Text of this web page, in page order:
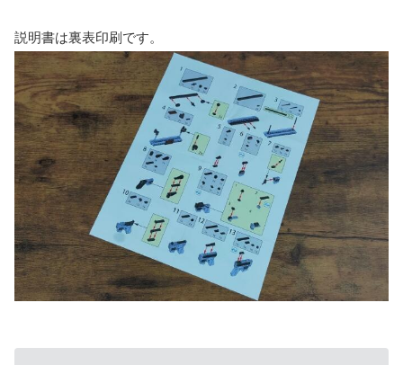
説明書は裏表印刷です。